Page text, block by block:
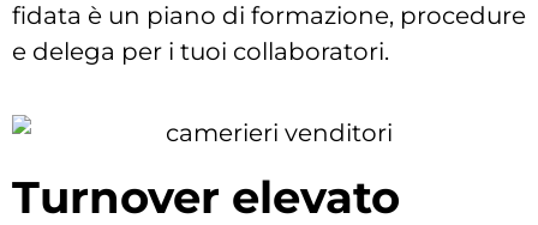
fidata è un piano di formazione, procedure
e delega per i tuoi collaboratori.
Turnover elevato